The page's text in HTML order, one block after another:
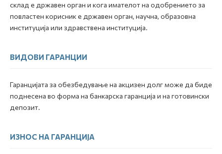
склад е државен орган и кога имателот на одобрението за
повластен корисник е државен орган, научна, образовна
институција или здравствена институција.
ВИДОВИ ГАРАНЦИИ
Гаранцијата за обезбедување на акцизен долг може да биде
поднесена во форма на банкарска гаранција и на готовински
депозит.
ИЗНОС НА ГАРАНЦИЈА